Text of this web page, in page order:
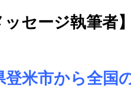
ッセージ執
登米市から全国